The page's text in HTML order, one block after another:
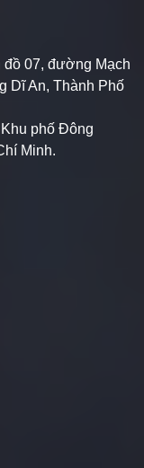
07, đường Mạch
Dĩ An, Thành Phố
phố Đông
Minh.